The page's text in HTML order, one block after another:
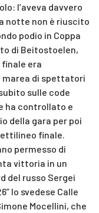
l’aveva davvero
notte non è riuscito
podio in Coppa
di Beitostoelen,
finale era
marea di spettatori
sulle code
ha controllato e
della gara per poi
finale.
permesso di
vittoria in un
del russo Sergei
lo svedese Calle
Mocellini, che